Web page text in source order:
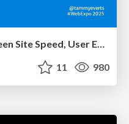
Connecting the Dots Between Site Speed, User Experience & Your Business [WebExpo 2025]
11 980